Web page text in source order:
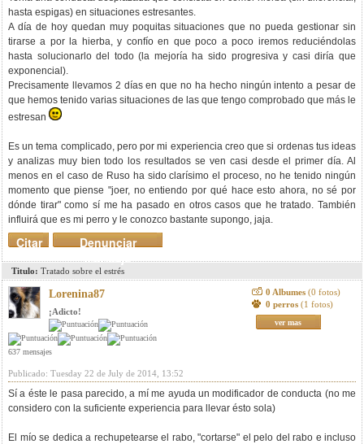
hasta espigas) en situaciones estresantes.
A día de hoy quedan muy poquitas situaciones que no pueda gestionar sin
tirarse a por la hierba, y confío en que poco a poco iremos reduciéndolas
hasta solucionarlo del todo (la mejoría ha sido progresiva y casi diría que
exponencial).
Precisamente llevamos 2 días en que no ha hecho ningún intento a pesar de
que hemos tenido varias situaciones de las que tengo comprobado que más le
estresan
Es un tema complicado, pero por mi experiencia creo que si ordenas tus ideas
y analizas muy bien todo los resultados se ven casi desde el primer día. Al
menos en el caso de Ruso ha sido clarísimo el proceso, no he tenido ningún
momento que piense "joer, no entiendo por qué hace esto ahora, no sé por
dónde tirar" como sí me ha pasado en otros casos que he tratado. También
influirá que es mi perro y le conozco bastante supongo, jaja.
Denunciar
mensaje
Citar
Titulo: Tratado sobre el estrés
Lorenina87
¡Adicto!
637 mensajes
0 Albumes (0 fotos)
0 perros (1 fotos)
ver mas
Publicado: Tuesday 22 de July de 2014, 13:52
Sí a éste le pasa parecido, a mí me ayuda un modificador de conducta (no me
considero con la suficiente experiencia para llevar ésto sola)
El mío se dedica a rechupetearse el rabo, "cortarse" el pelo del rabo e incluso